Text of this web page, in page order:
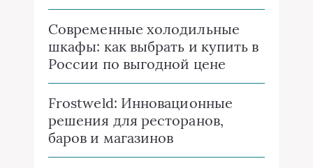
Современные холодильные
шкафы: как выбрать и купить в
России по выгодной цене
Frostweld: Инновационные
решения для ресторанов,
баров и магазинов